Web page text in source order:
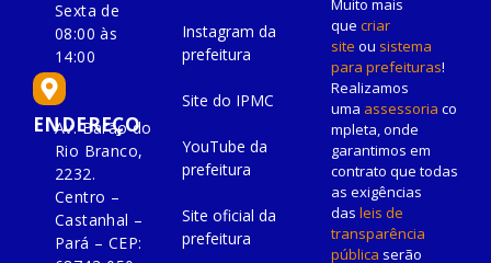
Sexta de
08:00 às
14:00
ENDEREÇO
Av. Barão do
Rio Branco,
2232.
Centro –
Castanhal –
Pará – CEP:
Instagram da
prefeitura
Site do IPMC
YouTube da
prefeitura
Site oficial da
prefeitura
Muito mais
que criar
site ou sistema
para prefeituras!
Realizamos
uma assessoria co
mpleta, onde
garantimos em
contrato que todas
as exigências
das leis de
transparência
pública serão